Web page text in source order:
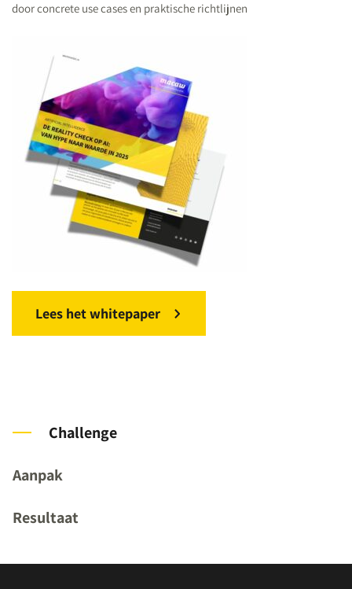
door concrete use cases en praktische richtlijnen
Lees het whitepaper
Challenge
Aanpak
Resultaat